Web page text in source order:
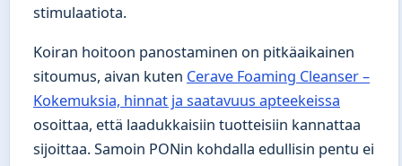
stimulaatiota.
Koiran hoitoon panostaminen on pitkäaikainen
sitoumus, aivan kuten Cerave Foaming Cleanser –
Kokemuksia, hinnat ja saatavuus apteekeissa
osoittaa, että laadukkaisiin tuotteisiin kannattaa
sijoittaa. Samoin PONin kohdalla edullisin pentu ei